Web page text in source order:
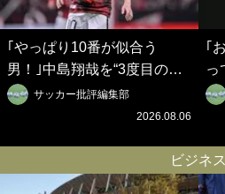
｢やっぱり10番が似合う
男！｣中島翔哉を“3度目の獲
得”ポルティモネンセが歓迎
アニメーションで背番号10
せだね〜｣｢爽やかイケメン｣
サッカー批評編集部
2026.08.06
｢
っ
の
ル
ビジネス